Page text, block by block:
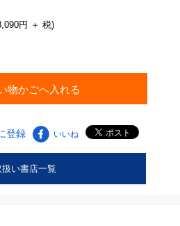
円 ＋ 税)
登録 いいね
扱い書店一覧